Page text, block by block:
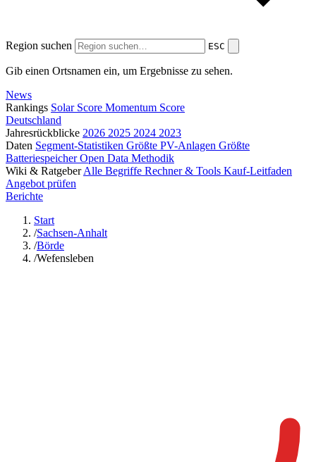
Region suchen ESC
Gib einen Ortsnamen ein, um Ergebnisse zu sehen.
News
Rankings Solar Score Momentum Score
Deutschland
Jahresrückblicke 2026 2025 2024 2023
Daten Segment-Statistiken Größte PV-Anlagen Größte
BatteriespeicherOpen Data Methodik
Wiki & Ratgeber Alle Begriffe Rechner & Tools Kauf-Leitfaden
Angebot prüfen
Berichte
Start
/Sachsen-Anhalt
/Börde
/Wefensleben